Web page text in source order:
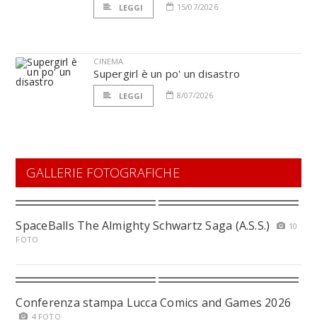
LEGGI 15/07/2026
CINEMA
Supergirl è un po' un disastro
LEGGI 8/07/2026
GALLERIE FOTOGRAFICHE
SpaceBalls The Almighty Schwartz Saga (A.S.S.)
10
FOTO
Conferenza stampa Lucca Comics and Games 2026
4 FOTO